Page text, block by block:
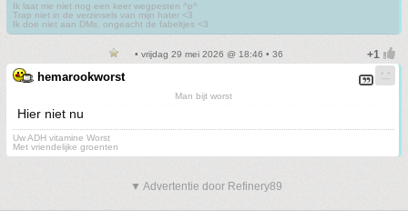
Ik laat me niet nog een keer wegpesten ^p^
Trap niet in de verzinsels van mijn hater <3
Ik doe niet aan DMs, ongeacht de fabeltjes <3
• vrijdag 29 mei 2026 @ 18:46 • 36
hemarookworst
Man bijt worst
Hier niet nu
Uw ADH vitamine Worst
Met vriendelijke groenten
▼ Advertentie door Refinery89